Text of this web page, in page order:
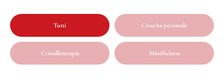
Tutti Crescita personale
Cristalloterapia Mindfulness